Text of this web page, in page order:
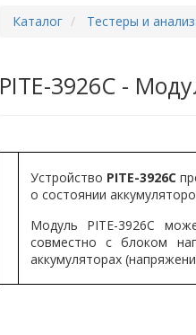
Каталог Тестеры и
PITE-3926С -
Устройство PITE-3926C
о состоянии
Модуль PITE-3926C
совместно с блоком
аккумуляторах